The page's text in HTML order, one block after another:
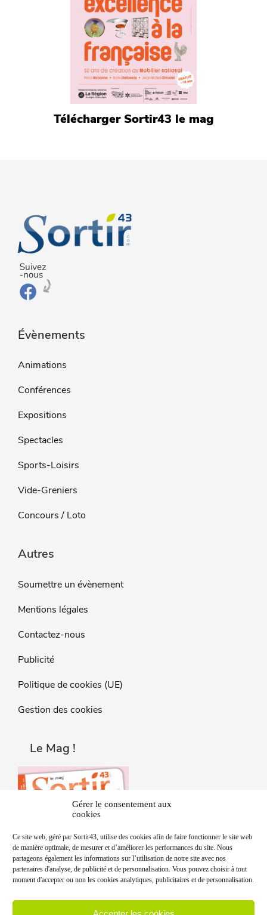
Gérer le consentement aux
cookies
Ce site web, géré par Sortir43, utilise des cookies afin de faire fonctionner le site web
de manière optimale, de mesurer et d’améliorer les performances du site. Nous
partageons également les informations sur l’utilisation de notre site avec nos
partenaires d'analyse, de publicité et de personnalisation. Vous pouvez choisir à tout
moment d'accepter ou non les cookies analytiques, publicitaires et de personnalisation.
Télécharger Sortir43 le mag
Évènements
Animations
Conférences
Expositions
Spectacles
Sports-Loisirs
Vide-Greniers
Concours / Loto
Autres
Soumettre un évènement
Mentions légales
Contactez-nous
Publicité
Politique de cookies (UE)
Gestion des cookies
Le Mag !